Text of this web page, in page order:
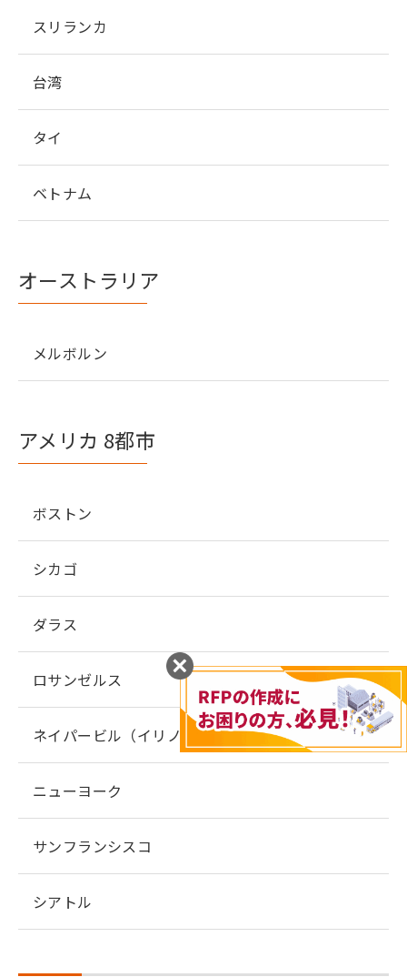
スリランカ
台湾
タイ
ベトナム
オーストラリア
メルボルン
アメリカ 8都市
ボストン
シカゴ
ダラス
ロサンゼルス
ネイパービル（イリノイ州）
ニューヨーク
サンフランシスコ
シアトル